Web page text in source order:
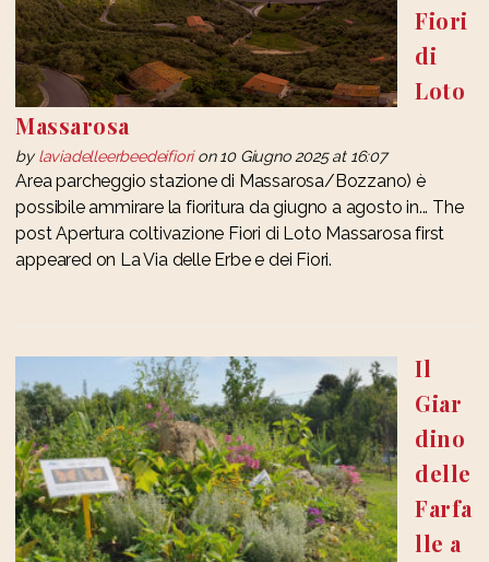
Fiori
di
Loto
Massarosa
bylaviadelleerbeedeifiorion 10 Giugno 2025 at 16:07
Area parcheggio stazione di Massarosa/Bozzano) è
possibile ammirare la fioritura da giugno a agosto in... The
post Apertura coltivazione Fiori di Loto Massarosa first
appeared on La Via delle Erbe e dei Fiori.
Il
Giar
dino
delle
Farfa
lle a